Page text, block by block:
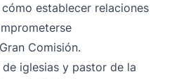
establecer relaciones
Comisión.
iglesias y pastor de la